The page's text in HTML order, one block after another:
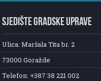
SJEDIŠTE GRADSKE UPRAVE
Ulica: Maršala Tita br. 2
73000 Goražde
Telefon: +387 38 221 002